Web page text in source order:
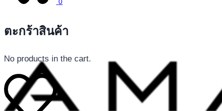
ตะกร้าสินค้า
No products in the cart.